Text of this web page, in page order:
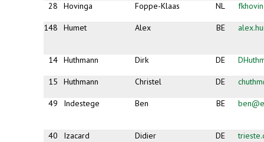
28 Hovinga Foppe-Klaas NL
148 Humet Alex BE
14 Huthmann Dirk DE
15 Huthmann Christel DE
49 Indestege Ben BE
40 Izacard Didier DE